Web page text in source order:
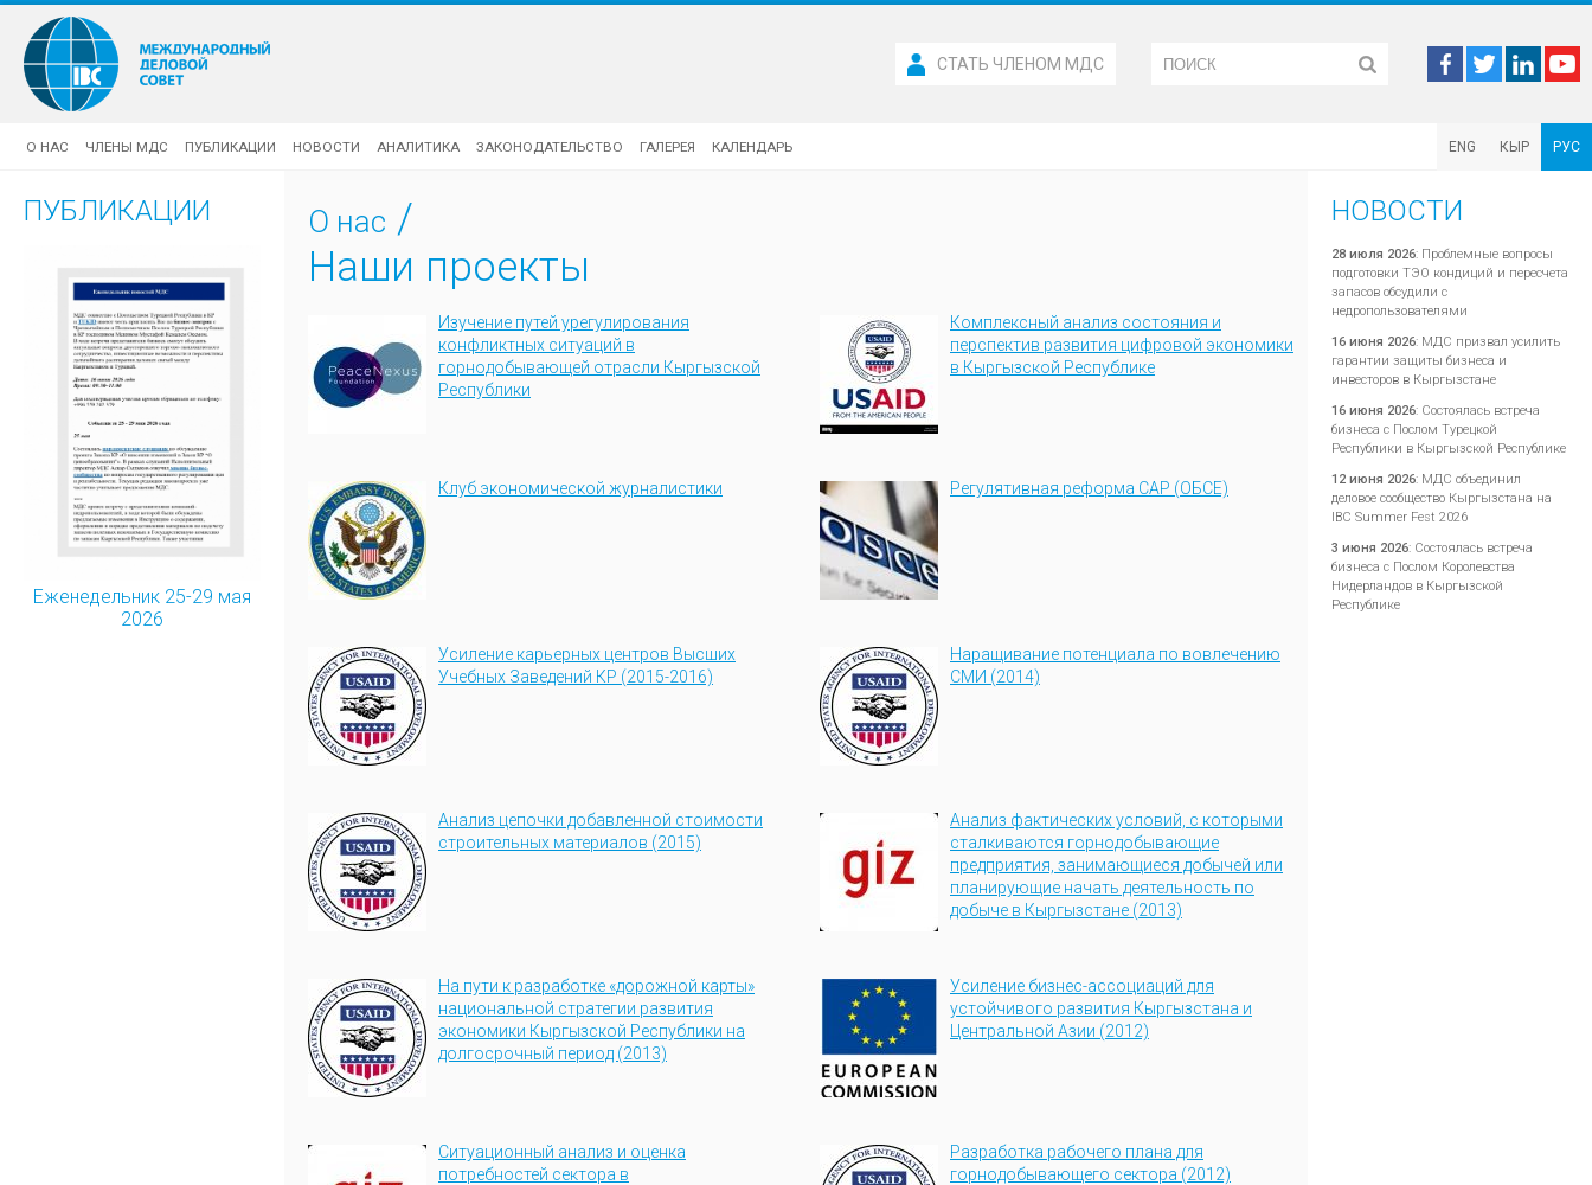
О НАС ЧЛЕНЫ МДС ПУБЛИКАЦИИ НОВОСТИ АНАЛИТИКА ЗАКОНОДАТЕЛЬСТВО ГАЛЕРЕЯ КАЛЕНДАРЬ ENG КЫР РУС
СТАТЬ ЧЛЕНОМ МДС
ПУБЛИКАЦИИ
Еженедельник 25-29 мая
2026
О нас /
Наши проекты
Изучение путей урегулирования
конфликтных ситуаций в
горнодобывающей отрасли Кыргызской
Республики
Комплексный анализ состояния и
перспектив развития цифровой экономики
в Кыргызской Республике
Клуб экономической журналистики Регулятивная реформа САР (ОБСЕ)
Усиление карьерных центров Высших
Учебных Заведений КР (2015-2016)
Наращивание потенциала по вовлечению
СМИ (2014)
Анализ цепочки добавленной стоимости
строительных материалов (2015)
Анализ фактических условий, с которыми
сталкиваются горнодобывающие
предприятия, занимающиеся добычей или
планирующие начать деятельность по
добыче в Кыргызстане (2013)
На пути к разработке «дорожной карты»
национальной стратегии развития
экономики Кыргызской Республики на
долгосрочный период (2013)
Усиление бизнес-ассоциаций для
устойчивого развития Кыргызстана и
Центральной Азии (2012)
Ситуационный анализ и оценка
потребностей сектора в
Разработка рабочего плана для
горнодобывающего сектора (2012)
НОВОСТИ
28 июля 2026: Проблемные вопросы
подготовки ТЭО кондиций и пересчета
запасов обсудили с
недропользователями
16 июня 2026: МДС призвал усилить
гарантии защиты бизнеса и
инвесторов в Кыргызстане
16 июня 2026: Состоялась встреча
бизнеса с Послом Турецкой
Республики в Кыргызской Республике
12 июня 2026: МДС объединил
деловое сообщество Кыргызстана на
IBC Summer Fest 2026
3 июня 2026: Состоялась встреча
бизнеса с Послом Королевства
Нидерландов в Кыргызской
Республике